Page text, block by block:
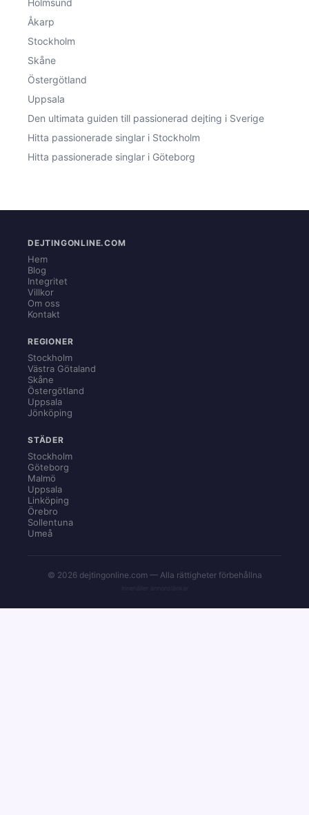
Åkarp
Stockholm
Skåne
Östergötland
Uppsala
Den ultimata guiden till passionerad dejting i Sverige
Hitta passionerade singlar i Stockholm
Hitta passionerade singlar i Göteborg
DEJTINGONLINE.COM
Hem
Blog
Integritet
Villkor
Om oss
Kontakt
REGIONER
Stockholm
Västra Götaland
Skåne
Östergötland
Uppsala
Jönköping
STÄDER
Stockholm
Göteborg
Malmö
Uppsala
Linköping
Örebro
Sollentuna
Umeå
© 2026 dejtingonline.com — Alla rättigheter förbehållna